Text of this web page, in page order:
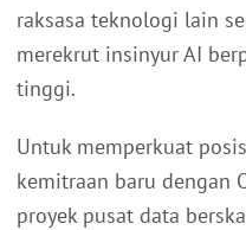
raksasa teknologi lain
merekrut insinyur AI
tinggi.
Untuk memperkuat
kemitraan baru dengan
proyek pusat data